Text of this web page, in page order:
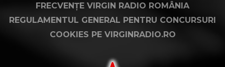
FRECVENȚE VIRGIN RADIO ROMÂNIA
REGULAMENTUL GENERAL PENTRU CONCURSURI
COOKIES PE VIRGINRADIO.RO